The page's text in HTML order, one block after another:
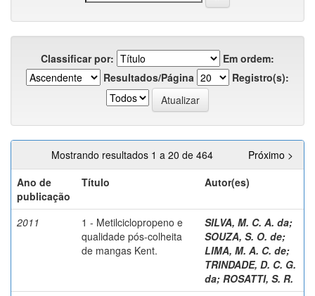
Classificar por:
Em ordem:
Resultados/Página
Registro(s):
Mostrando resultados 1 a 20 de 464
Próximo >
Ano de
publicação
Título Autor(es)
2011
1 - Metilciclopropeno e
qualidade pós-colheita
de mangas Kent.
SILVA, M. C. A. da;
SOUZA, S. O. de;
LIMA, M. A. C. de;
TRINDADE, D. C. G.
da; ROSATTI, S. R.